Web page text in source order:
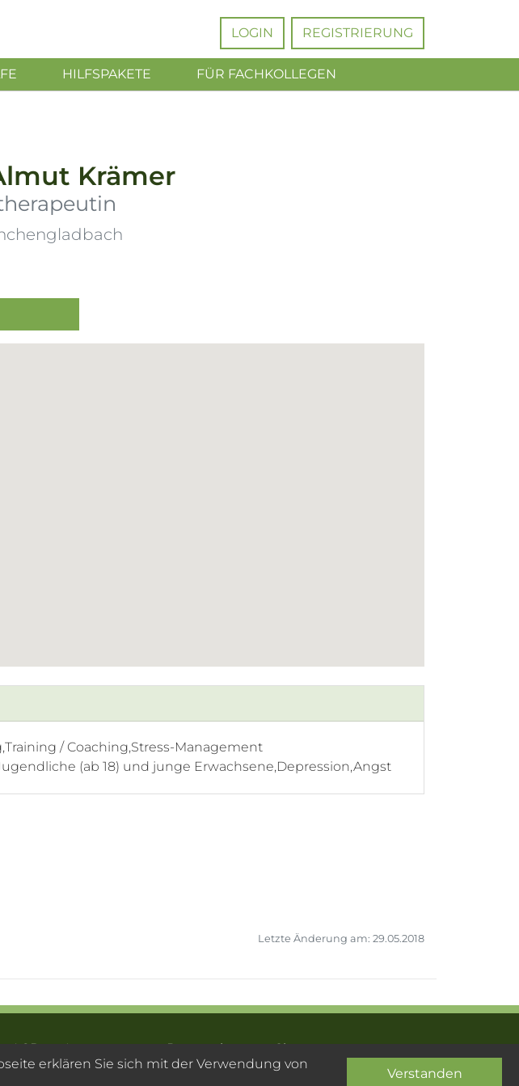
LOGIN REGISTRIERUNG
HILFSPAKETE FÜR FACHKOLLEGEN
Krämer
/ Coaching,Stress-Management
(ab 18) und junge Erwachsene,Depression,Angst
Letzte Änderung am: 29.05.2018
AGB Impressum Datenschutz Sitemap
- PsyOS GmbH
erklären Sie sich mit der Verwendung von
Verstanden